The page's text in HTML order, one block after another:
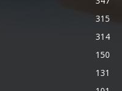
315
314
150
131